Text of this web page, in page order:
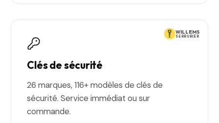
WILLEMS
SERRURIER
Clés de sécurité
26 marques, 116+ modèles de clés de
sécurité. Service immédiat ou sur
commande.